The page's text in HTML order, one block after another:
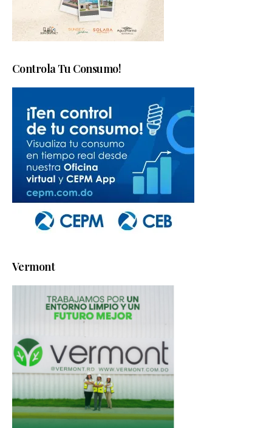
Controla Tu Consumo!
Vermont